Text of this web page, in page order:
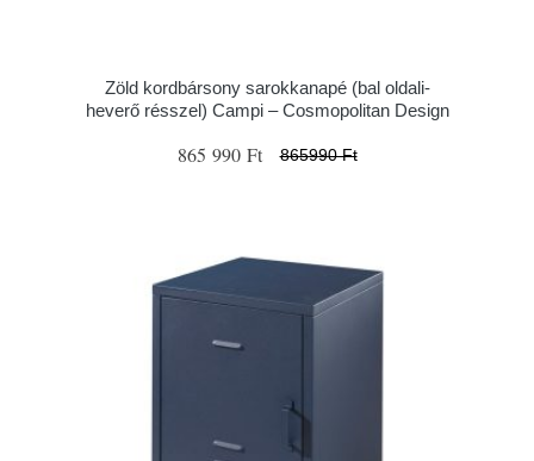
Zöld kordbársony sarokkanapé (bal oldali-
heverő résszel) Campi – Cosmopolitan Design
865 990 Ft 865990 Ft